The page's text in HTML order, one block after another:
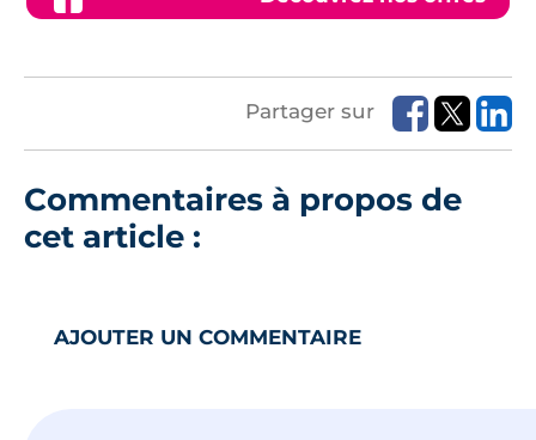
Partager sur
Commentaires à propos de
cet article :
AJOUTER UN COMMENTAIRE